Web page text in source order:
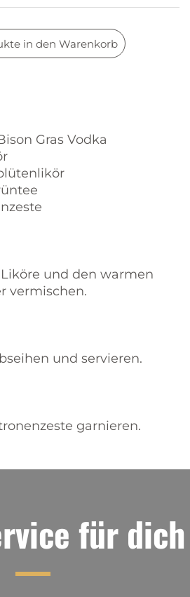
in den Warenkorb
Gras Vodka
und den warmen
vermischen.
und servieren.
garnieren.
für dich